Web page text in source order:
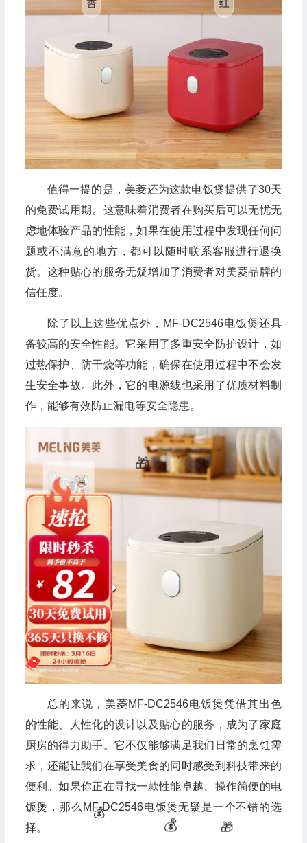
值得一提的是，美菱还为这款电饭煲提供了30天
的免费试用期。这意味着消费者在购买后可以无忧无
虑地体验产品的性能，如果在使用过程中发现任何问
题或不满意的地方，都可以随时联系客服进行退换
货。这种贴心的服务无疑增加了消费者对美菱品牌的
信任度。
除了以上这些优点外，MF-DC2546电饭煲还具
备较高的安全性能。它采用了多重安全防护设计，如
过热保护、防干烧等功能，确保在使用过程中不会发
生安全事故。此外，它的电源线也采用了优质材料制
作，能够有效防止漏电等安全隐患。
总的来说，美菱MF-DC2546电饭煲凭借其出色
的性能、人性化的设计以及贴心的服务，成为了家庭
厨房的得力助手。它不仅能够满足我们日常的烹饪需
求，还能让我们在享受美食的同时感受到科技带来的
便利。如果你正在寻找一款性能卓越、操作简便的电
饭煲，那么MF-DC2546电饭煲无疑是一个不错的选
择。